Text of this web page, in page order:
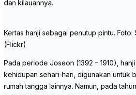
dan kilauannya.
Kertas hanji sebagai penutup pintu. Foto:
(Flickr)
Pada periode Joseon (1392 – 1910),
kehidupan sehari-hari, digunakan untuk
rumah tangga lainnya. Namun, pada